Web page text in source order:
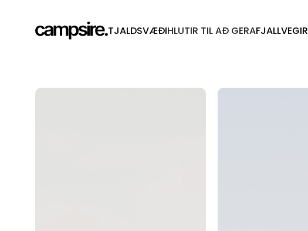
TJALDSVÆÐIHLUTIR TIL AÐ GERAFJALLVEGIR